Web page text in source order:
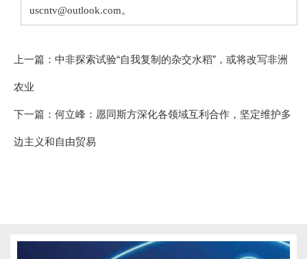
uscntv@outlook.com。
上一篇： 中非探索试验“自我复制的杂交水稻”，或将改写非洲
农业
下一篇： 何立峰：愿同斯方深化各领域互利合作，坚定维护多
边主义和自由贸易